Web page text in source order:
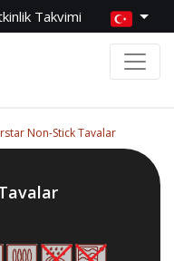
Takvimi
Non-Stick Tavalar